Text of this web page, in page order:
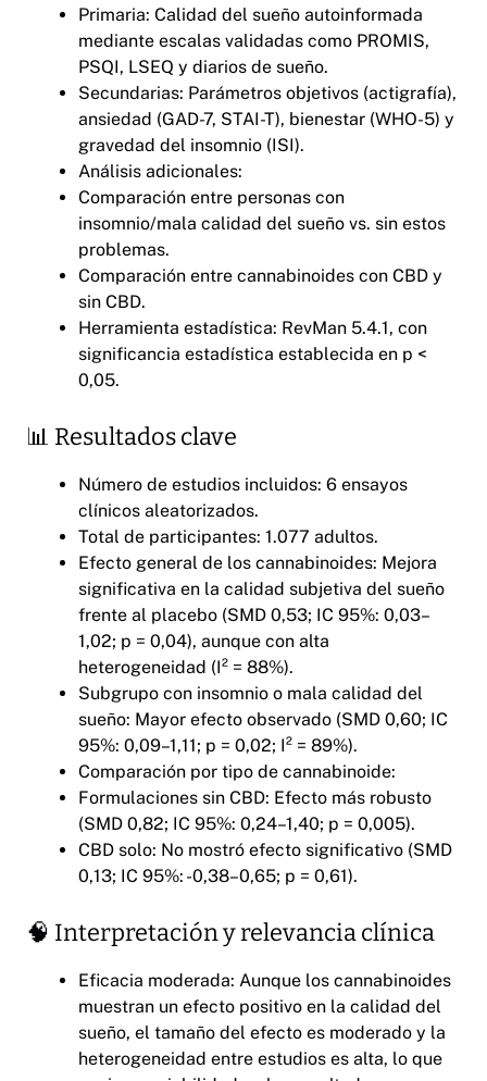
Primaria: Calidad del sueño autoinformada
mediante escalas validadas como PROMIS,
PSQI, LSEQ y diarios de sueño.
Secundarias: Parámetros objetivos (actigrafía),
ansiedad (GAD-7, STAI-T), bienestar (WHO-5) y
gravedad del insomnio (ISI).
Análisis adicionales:
Comparación entre personas con
insomnio/mala calidad del sueño vs. sin estos
problemas.
Comparación entre cannabinoides con CBD y
sin CBD.
Herramienta estadística: RevMan 5.4.1, con
significancia estadística establecida en p <
0,05.
📊 Resultados clave
Número de estudios incluidos: 6 ensayos
clínicos aleatorizados.
Total de participantes: 1.077 adultos.
Efecto general de los cannabinoides: Mejora
significativa en la calidad subjetiva del sueño
frente al placebo (SMD 0,53; IC 95%: 0,03–
1,02; p = 0,04), aunque con alta
heterogeneidad (I² = 88%).
Subgrupo con insomnio o mala calidad del
sueño: Mayor efecto observado (SMD 0,60; IC
95%: 0,09–1,11; p = 0,02; I² = 89%).
Comparación por tipo de cannabinoide:
Formulaciones sin CBD: Efecto más robusto
(SMD 0,82; IC 95%: 0,24–1,40; p = 0,005).
CBD solo: No mostró efecto significativo (SMD
0,13; IC 95%: -0,38–0,65; p = 0,61).
🧠 Interpretación y relevancia clínica
Eficacia moderada: Aunque los cannabinoides
muestran un efecto positivo en la calidad del
sueño, el tamaño del efecto es moderado y la
heterogeneidad entre estudios es alta, lo que